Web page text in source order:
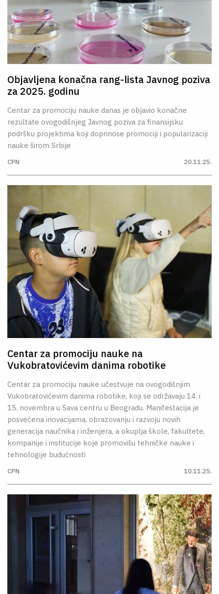
Objavljena konačna rang-lista Javnog poziva
za 2025. godinu
Centar za promociju nauke danas je objavio konačne
rezultate ovogodišnjeg Javnog poziva za finansijsku
podršku projektima koji doprinose promociji i popularizaciji
nauke širom Srbije
CPN 20.11.25.
Centar za promociju nauke na
Vukobratovićevim danima robotike
Centar za promociju nauke učestvuje na ovogodišnjim
Vukobratovićevim danima robotike, koji se održavaju 14. i
15. novembra u Sava centru u Beogradu. Manifestacija je
posvećena inovacijama, obrazovanju i razvoju novih
generacija naučnika i inženjera, a okuplja škole, fakultete,
kompanije i institucije koje promovišu tehničke nauke i
tehnologije budućnosti
CPN 10.11.25.